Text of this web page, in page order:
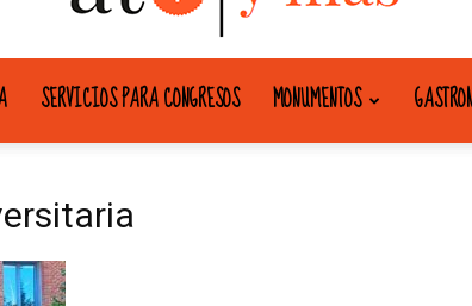
SERVICIOS PARA CONGRESOS MONUMENTOS